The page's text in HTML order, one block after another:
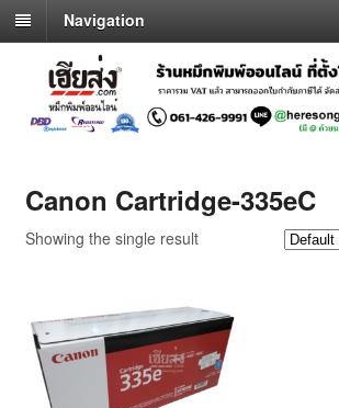
Navigation
Canon Cartridge-335eC
Showing the single result